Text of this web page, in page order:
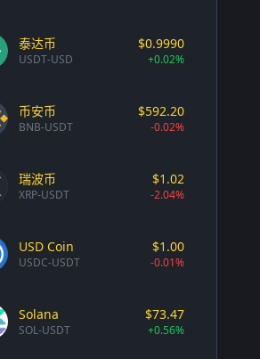
泰达币
USDT-USD
$0.9990
+0.02%
币安币
BNB-USDT
$592.20
-0.02%
瑞波币
XRP-USDT
$1.02
-2.04%
USD Coin
USDC-USDT
$1.00
-0.01%
Solana
SOL-USDT
$73.47
+0.56%